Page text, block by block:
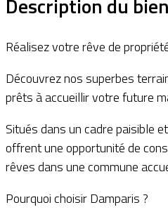
Réalisez votre rêve de
Découvrez nos superbes
prêts à accueillir votre future
Situés dans un cadre paisible
offrent une opportunité de
rêves dans une commune
Pourquoi choisir Damparis ?